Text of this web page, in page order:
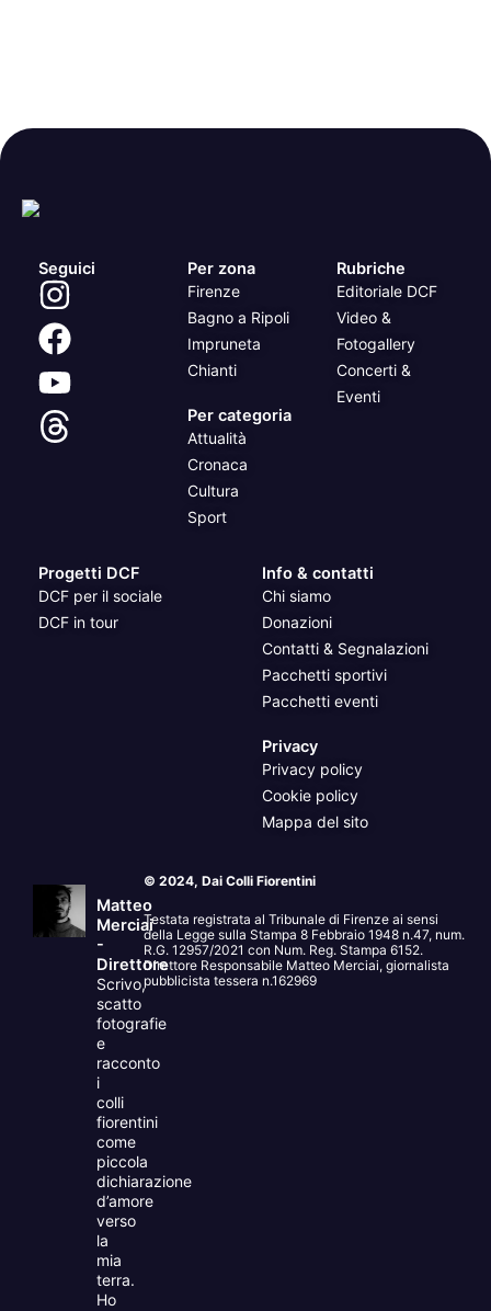
Seguici Per zona
Firenze
Bagno a Ripoli
Impruneta
Chianti
Per categoria
Attualità
Cronaca
Cultura
Sport
Rubriche
Editoriale DCF
Video &
Fotogallery
Concerti &
Eventi
Progetti DCF
DCF per il sociale
DCF in tour
Info & contatti
Chi siamo
Donazioni
Contatti & Segnalazioni
Pacchetti sportivi
Pacchetti eventi
Privacy
Privacy policy
Cookie policy
Mappa del sito
Matteo
Merciai
-
Direttore
Scrivo,
scatto
fotografie
e
racconto
i
colli
fiorentini
come
piccola
dichiarazione
d’amore
verso
la
mia
terra.
Ho
© 2024, Dai Colli Fiorentini
Testata registrata al Tribunale di Firenze ai sensi
della Legge sulla Stampa 8 Febbraio 1948 n.47, num.
R.G. 12957/2021 con Num. Reg. Stampa 6152.
Direttore Responsabile Matteo Merciai, giornalista
pubblicista tessera n.162969